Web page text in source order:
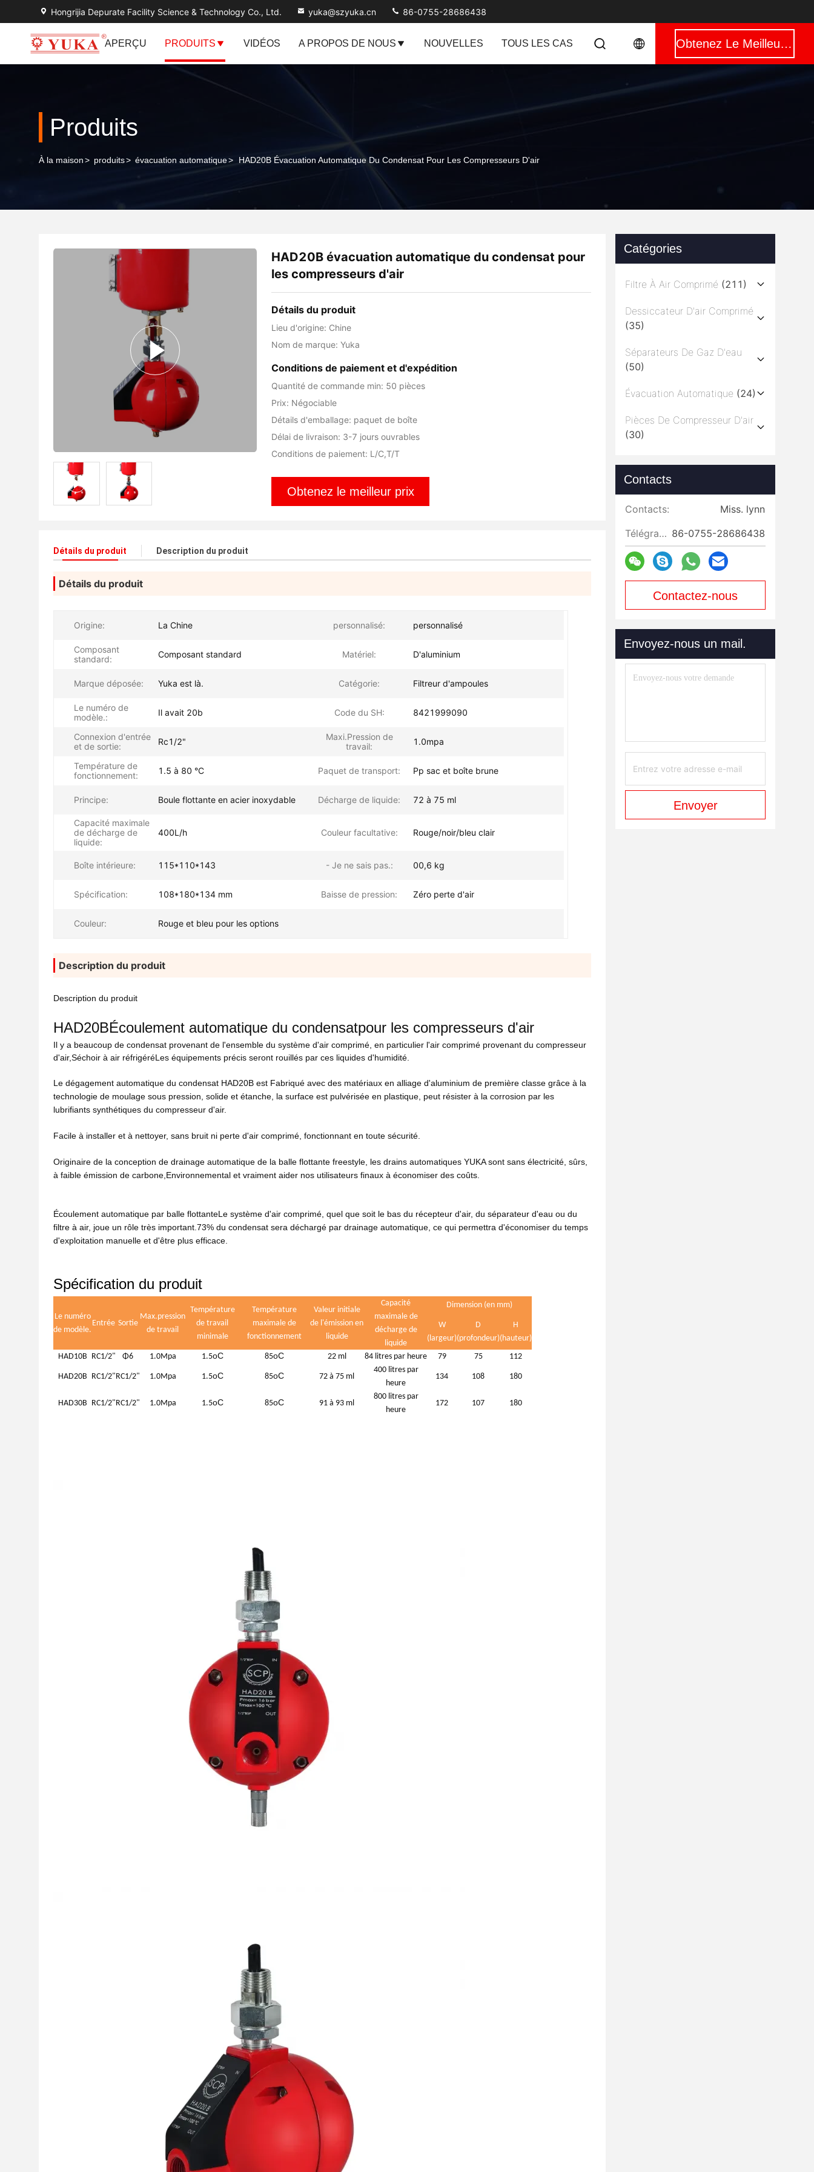
Hongrijia Depurate Facility Science & Technology Co., Ltd. yuka@szyuka.cn 86-0755-28686438
APERÇU PRODUITS VIDÉOS A PROPOS DE NOUS NOUVELLES TOUS LES CAS Obtenez Le Meilleur Prix
Produits
À la maison> produits> évacuation automatique> HAD20B Évacuation Automatique Du Condensat Pour Les Compresseurs D'air
HAD20B évacuation automatique du condensat pour
les compresseurs d'air
Détails du produit
Lieu d'origine: Chine
Nom de marque: Yuka
Conditions de paiement et d'expédition
Quantité de commande min: 50 pièces
Prix: Négociable
Détails d'emballage: paquet de boîte
Délai de livraison: 3-7 jours ouvrables
Conditions de paiement: L/C,T/T
Obtenez le meilleur prix
Détails du produit Description du produit
Détails du produit
Origine: La Chine personnalisé: personnalisé
Composant
standard:
Composant standard Matériel: D'aluminium
Marque déposée: Yuka est là. Catégorie: Filtreur d'ampoules
Le numéro de
modèle.:
Il avait 20b Code du SH: 8421999090
Connexion d'entrée
et de sortie:
Rc1/2"
Maxi.Pression de
travail:
1.0mpa
Température de
fonctionnement:
1.5 à 80 °C Paquet de transport: Pp sac et boîte brune
Principe: Boule flottante en acier inoxydable Décharge de liquide: 72 à 75 ml
Capacité maximale
de décharge de
liquide:
400L/h Couleur facultative: Rouge/noir/bleu clair
Boîte intérieure: 115*110*143 - Je ne sais pas.: 00,6 kg
Spécification: 108*180*134 mm Baisse de pression: Zéro perte d'air
Couleur: Rouge et bleu pour les options
Description du produit
Description du produit
HAD20BÉcoulement automatique du condensatpour les compresseurs d'air
Il y a beaucoup de condensat provenant de l'ensemble du système d'air comprimé, en particulier l'air comprimé provenant du compresseur
d'air,Séchoir à air réfrigéréLes équipements précis seront rouillés par ces liquides d'humidité.
Le dégagement automatique du condensat HAD20B est Fabriqué avec des matériaux en alliage d'aluminium de première classe grâce à la
technologie de moulage sous pression, solide et étanche, la surface est pulvérisée en plastique, peut résister à la corrosion par les
lubrifiants synthétiques du compresseur d'air.
Facile à installer et à nettoyer, sans bruit ni perte d'air comprimé, fonctionnant en toute sécurité.
Originaire de la conception de drainage automatique de la balle flottante freestyle, les drains automatiques YUKA sont sans électricité, sûrs,
à faible émission de carbone,Environnemental et vraiment aider nos utilisateurs finaux à économiser des coûts.
Écoulement automatique par balle flottanteLe système d'air comprimé, quel que soit le bas du récepteur d'air, du séparateur d'eau ou du
filtre à air, joue un rôle très important.73% du condensat sera déchargé par drainage automatique, ce qui permettra d'économiser du temps
d'exploitation manuelle et d'être plus efficace.
Spécification du produit
Le numéro
de modèle.
Entrée Sortie
Max.pression
de travail
Température
de travail
minimale
Température
maximale de
fonctionnement
Valeur initiale
de l'émission en
liquide
Capacité
maximale de
décharge de
liquide
Dimension (en mm)
W
(largeur)
D
(profondeur)
H
(hauteur)
HAD10B RC1/2" Φ6 1.0Mpa 1.5oC 85oC 22 ml 84 litres par heure 79 75 112
HAD20B RC1/2"RC1/2" 1.0Mpa 1.5oC 85oC 72 à 75 ml
400 litres par
heure
134 108 180
HAD30B RC1/2"RC1/2" 1.0Mpa 1.5oC 85oC 91 à 93 ml
800 litres par
heure
172 107 180
Catégories
Filtre À Air Comprimé (211)
Dessiccateur D'air Comprimé
(35)
Séparateurs De Gaz D'eau
(50)
Évacuation Automatique (24)
Pièces De Compresseur D'air
(30)
Contacts
Contacts:
Miss. lynn
Télégramme: 86-0755-28686438
Contactez-nous
Envoyez-nous un mail.
Envoyer